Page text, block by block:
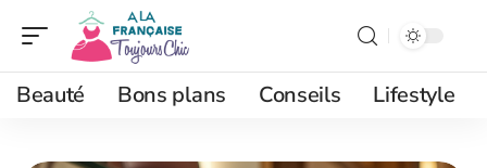
Beauté Bons plans Conseils Lifestyle